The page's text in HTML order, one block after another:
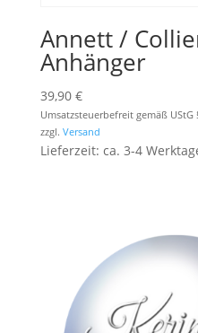
Annett /
Anhänger
39,90 €
Umsatzsteuerbefreit gemäß UStG
zzgl. Versand
Lieferzeit: ca. 3-4